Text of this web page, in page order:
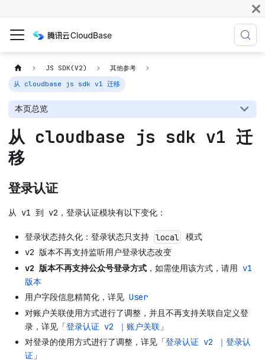
JS SDK(V2)
其他参考
从 cloudbase js sdk v1 迁移
本页总览
从 cloudbase js sdk v1 迁
移
登录认证
从 v1 到 v2，登录认证模块有以下变化：
登录状态持久化：登录状态只支持 local
模式
v2 版本不再支持监听用户登录状态改变
v2 版本不再支持公众号登录方式 ，如需使用该方式，请用 v1
版本
用户字段信息精简化，详见 User
对账户关联使用方式进行了调整，并且不再支持关联自定义登
录，详见「登录认证 v2 ｜账户关联 」
对登录的使用方式进行了调整，详见「登录认证 v2 ｜登录认
证 」